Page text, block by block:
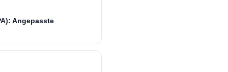
Angepasste